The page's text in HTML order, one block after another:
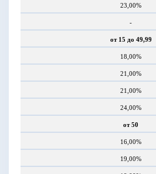
23,00%
-
от 15 до 49,99
18,00%
21,00%
21,00%
24,00%
от 50
16,00%
19,00%